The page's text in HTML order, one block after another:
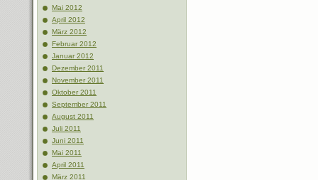
Mai 2012
April 2012
März 2012
Februar 2012
Januar 2012
Dezember 2011
November 2011
Oktober 2011
September 2011
August 2011
Juli 2011
Juni 2011
Mai 2011
April 2011
März 2011